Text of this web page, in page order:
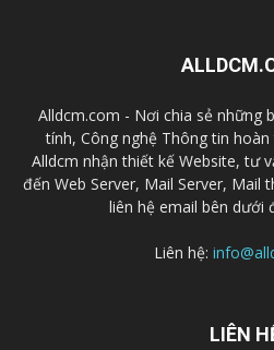
Alldcm.com - Nơi chia sẻ những
tính, Công nghệ Thông tin
Alldcm nhận thiết kế Website, tư
đến Web Server, Mail Server, Mail
liên hệ email bên dưới
Liên hệ:
LIÊN